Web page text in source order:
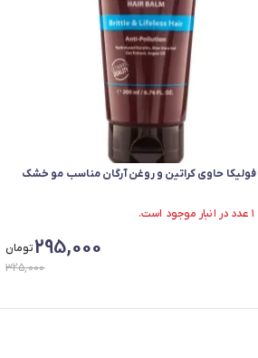
فولیکا حاوی کراتین و روغن آرگان مناسب مو خشک
295,000تومان
325,000